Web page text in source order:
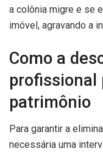
a colônia migre e se
imóvel, agravando a
Como a
profissional
patrimônio
Para garantir a
necessária uma